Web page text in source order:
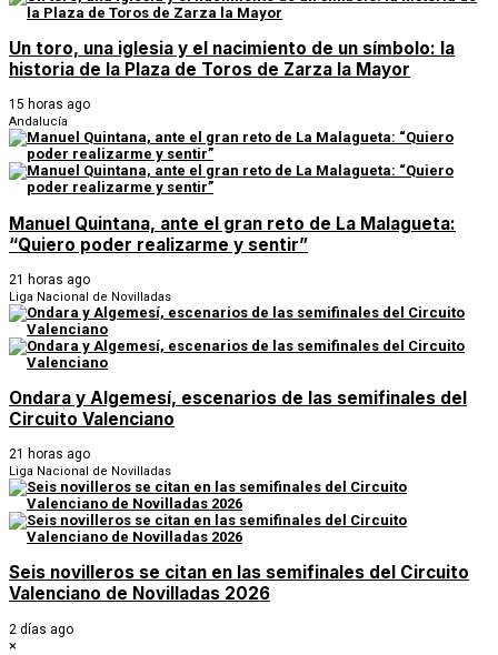
Un toro, una iglesia y el nacimiento de un símbolo: la
historia de la Plaza de Toros de Zarza la Mayor
15 horas ago
Andalucía
Manuel Quintana, ante el gran reto de La Malagueta:
“Quiero poder realizarme y sentir”
21 horas ago
Liga Nacional de Novilladas
Ondara y Algemesí, escenarios de las semifinales del
Circuito Valenciano
21 horas ago
Liga Nacional de Novilladas
Seis novilleros se citan en las semifinales del Circuito
Valenciano de Novilladas 2026
2 días ago
×